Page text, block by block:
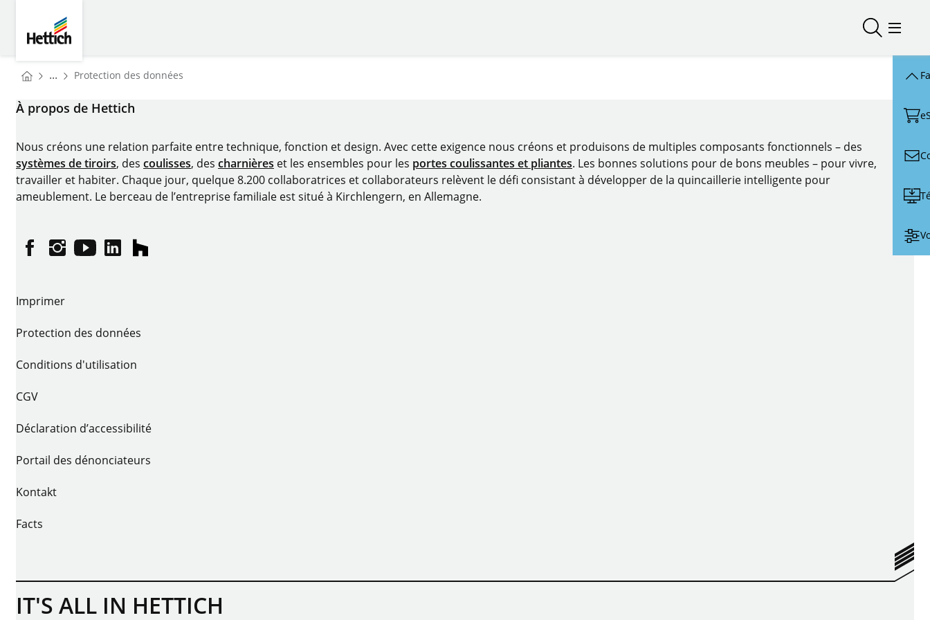
Ouvrir/
You are here:
Homepage
... Protection des données
À propos de Hettich
Nous créons une relation parfaite entre technique, fonction et design. Avec cette exigence nous créons et produisons de multiples composants fonctionnels – des
systèmes de tiroirs, des coulisses, des charnières et les ensembles pour les portes coulissantes et pliantes. Les bonnes solutions pour de bons meubles – pour vivre,
travailler et habiter. Chaque jour, quelque 8.200 collaboratrices et collaborateurs relèvent le défi consistant à développer de la quincaillerie intelligente pour
ameublement. Le berceau de l’entreprise familiale est situé à Kirchlengern, en Allemagne.
FacebookInstagram
YouTubelinkedinhouzz
Imprimer
Protection des données
Conditions d'utilisation
CGV
Déclaration d’accessibilité
Portail des dénonciateurs
Kontakt
Facts
IT'S ALL IN HETTICH